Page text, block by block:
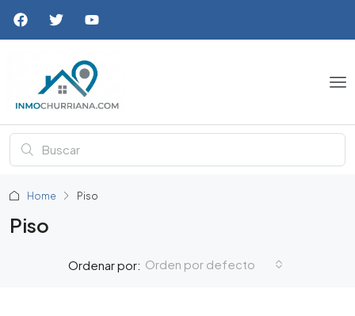
Home Piso
Piso
Ordenar por: Orden por defecto